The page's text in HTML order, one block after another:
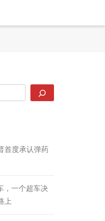
首度承认弹药
，一个超车决
上